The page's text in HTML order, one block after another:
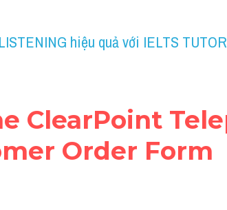
hiệu quả với IELTS TUTOR
ClearPoint
Order Form